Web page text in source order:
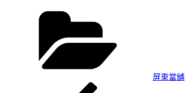
屏東當舖